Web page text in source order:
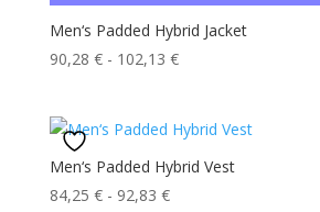
Men‘s Padded Hybrid Jacket
90,28 € - 102,13 €Fascia
da
90,28 €
Men‘s Padded Hybrid Vest
84,25 € - 92,83 €Fascia